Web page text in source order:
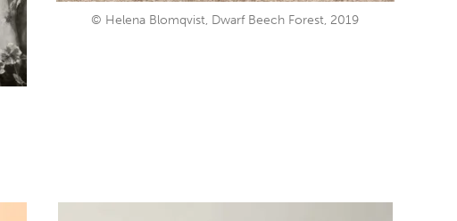
© Helena Blomqvist, Dwarf Beech Forest, 2019